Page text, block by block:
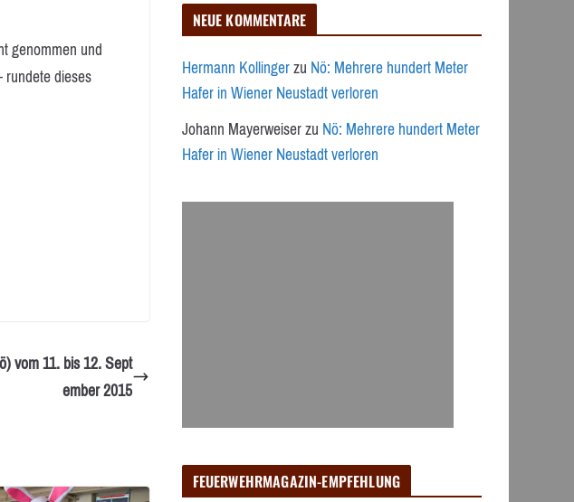
genommen und
dieses
vom 11. bis 12. Sept
ember 2015
NEUE KOMMENTARE
Hermann KollingerzuNö: Mehrere hundert Meter
Hafer in Wiener Neustadt verloren
Johann MayerweiserzuNö: Mehrere hundert Meter
Hafer in Wiener Neustadt verloren
FEUERWEHRMAGAZIN-EMPFEHLUNG